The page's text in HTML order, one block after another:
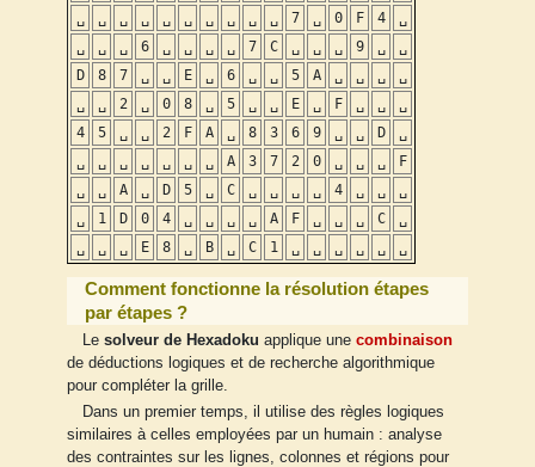
␣
␣ ␣ ␣ ␣ ␣ ␣ ␣ ␣ ␣ 7 ␣ 0 F 4
␣
␣
␣ ␣ 6 ␣ ␣ ␣ ␣ 7 C ␣ ␣ ␣ 9 ␣
␣
D
8 7 ␣ ␣ E ␣ 6 ␣ ␣ 5 A ␣ ␣ ␣
␣
␣
␣ 2 ␣ 0 8 ␣ 5 ␣ ␣ E ␣ F ␣ ␣
␣
4
5 ␣ ␣ 2 F A ␣ 8 3 6 9 ␣ ␣ D
␣
␣
␣ ␣ ␣ ␣ ␣ ␣ A 3 7 2 0 ␣ ␣ ␣
F
␣
␣ A ␣ D 5 ␣ C ␣ ␣ ␣ ␣ 4 ␣ ␣
␣
␣
1 D 0 4 ␣ ␣ ␣ ␣ A F ␣ ␣ ␣ C
␣
␣
␣ ␣ E 8 ␣ B ␣ C 1 ␣ ␣ ␣ ␣ ␣ ␣
Comment fonctionne la résolution étapes
par étapes ?
Le solveur de Hexadoku applique une combinaison
de déductions logiques et de recherche algorithmique
pour compléter la grille.
Dans un premier temps, il utilise des règles logiques
similaires à celles employées par un humain : analyse
des contraintes sur les lignes, colonnes et régions pour